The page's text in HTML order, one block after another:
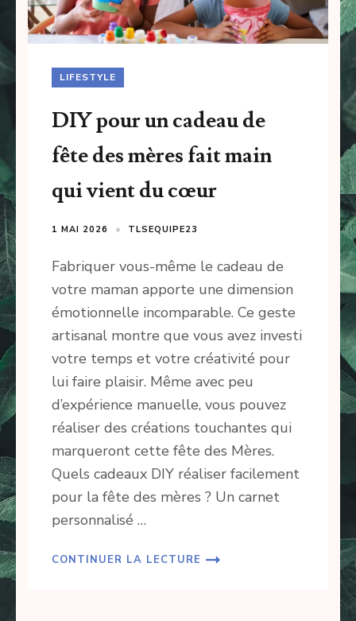
LIFESTYLE
DIY pour un cadeau de
fête des mères fait main
qui vient du cœur
1 MAI 2026 TLSEQUIPE23
Fabriquer vous-même le cadeau de
votre maman apporte une dimension
émotionnelle incomparable. Ce geste
artisanal montre que vous avez investi
votre temps et votre créativité pour
lui faire plaisir. Même avec peu
d’expérience manuelle, vous pouvez
réaliser des créations touchantes qui
marqueront cette fête des Mères.
Quels cadeaux DIY réaliser facilement
pour la fête des mères ? Un carnet
personnalisé …
CONTINUER LA LECTURE